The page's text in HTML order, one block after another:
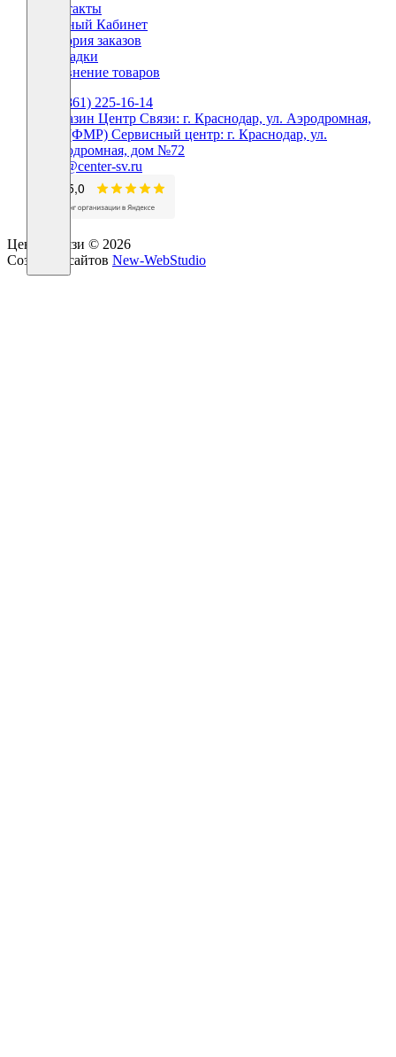
Контакты
Личный Кабинет
История заказов
Закладки
Сравнение товаров
+7 (861) 225-16-14
Магазин Центр Связи: г. Краснодар, ул. Аэродромная,
160 (ФМР) Сервисный центр: г. Краснодар, ул.
Аэродромная, дом №72
info@center-sv.ru
Центр Связи © 2026
Создание сайтов New-WebStudio